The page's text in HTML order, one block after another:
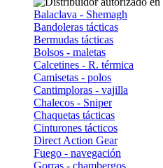
Balaclava - Shemagh
Bandoleras tácticas
Bermudas tácticas
Bolsos - maletas
Calcetines - R. térmica
Camisetas - polos
Cantimploras - vajilla
Chalecos - Sniper
Chaquetas tácticas
Cinturones tácticos
Direct Action Gear
Fuego - navegación
Gorras - chambergos